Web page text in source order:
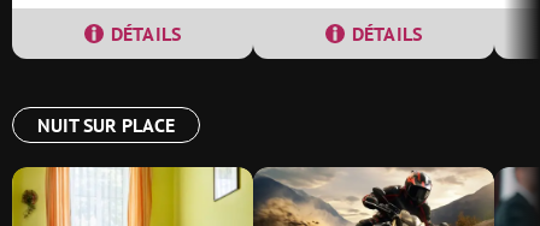
DÉTAILS DÉTAILS
NUIT SUR PLACE